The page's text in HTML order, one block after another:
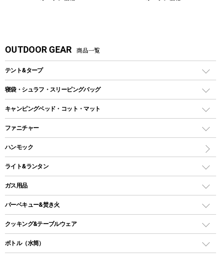
OUTDOOR GEAR 商品一覧
テント&タープ
テント
ツールームテント
ワンポールテント
シェルターテント
ロッジ型・オリジナルテント
タープ
スクエアタープ（レクタタープ）
メッシュタープ
寝袋・シュラフ・スリーピングバッグ
レクタングラー型（封筒型）シュラフ
インナーシュラフ
キャンピングベッド・コット・マット
キャンピングベッド・コット
インフレータブルマット
ファニチャー
アウトドアテーブル
レジャーシート
ハンモック
ライト&ランタン
LEDランタン
ガスランタン
オイルランタン
LEDライト
ガス用品
ガスバーナー
ガス缶
バーベキュー&焚き火
バーベキューコンロ、グリル
焚き火台タイプ（ロースタイル）グリル
クッキング&テーブルウェア
ダッチオーブン
ボトル（水筒）